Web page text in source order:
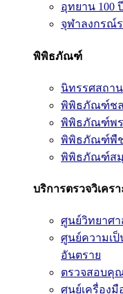
อุทยาน 100
จุฬาลงกรณ์
พิพิธภัณฑ์
นิทรรศสถาน
พิพิธภัณฑ์ช
พิพิธภัณฑ์พร
พิพิธภัณฑ์พื
พิพิธภัณฑ์ส
บริการตรวจวิเคร
ศูนย์วิทยาศ
ศูนย์ความเป็
อันตราย
ตรวจสอบคุ
ศูนย์เครื่องมื